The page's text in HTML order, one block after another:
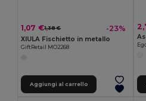
1,07 €1,38 € -23%
XIULA Fischietto in metallo
GiftRetail MO2268
Aggiungi al carrello